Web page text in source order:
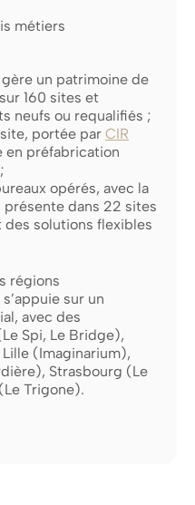
métiers
un patrimoine de
160 sites et
neufs ou requalifiés ;
portée par CIR
en préfabrication
opérés, avec la
présente dans 22 sites
des solutions flexibles
régions
sur un
avec des
Spi, Le Bridge),
(Imaginarium),
Strasbourg (Le
Trigone).